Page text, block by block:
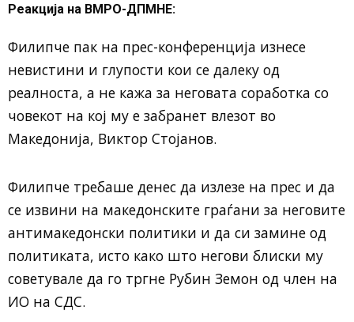
Реакција на ВМРО-ДПМНЕ:
Филипче пак на прес-конференција изнесе
невистини и глупости кои се далеку од
реалноста, а не кажа за неговата соработка со
човекот на кој му е забранет влезот во
Македонија, Виктор Стојанов.
Филипче требаше денес да излезе на прес и да
се извини на македонските граѓани за неговите
антимакедонски политики и да си замине од
политиката, исто како што негови блиски му
советувале да го тргне Рубин Земон од член на
ИО на СДС.